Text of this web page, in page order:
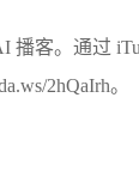
客。通过
2hQaIrh。